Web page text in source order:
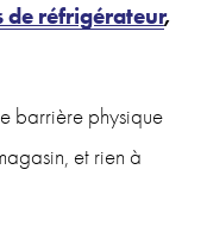
de réfrigérateur,
barrière physique
et rien à